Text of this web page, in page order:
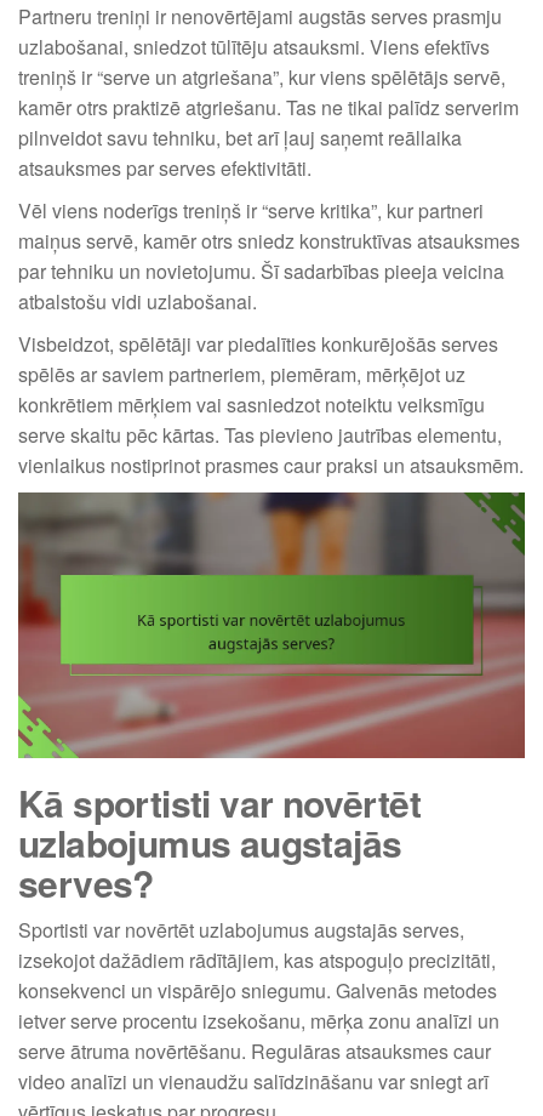
Partneru treniņi ir nenovērtējami augstās serves prasmju
uzlabošanai, sniedzot tūlītēju atsauksmi. Viens efektīvs
treniņš ir “serve un atgriešana”, kur viens spēlētājs servē,
kamēr otrs praktizē atgriešanu. Tas ne tikai palīdz serverim
pilnveidot savu tehniku, bet arī ļauj saņemt reāllaika
atsauksmes par serves efektivitāti.
Vēl viens noderīgs treniņš ir “serve kritika”, kur partneri
maiņus servē, kamēr otrs sniedz konstruktīvas atsauksmes
par tehniku un novietojumu. Šī sadarbības pieeja veicina
atbalstošu vidi uzlabošanai.
Visbeidzot, spēlētāji var piedalīties konkurējošās serves
spēlēs ar saviem partneriem, piemēram, mērķējot uz
konkrētiem mērķiem vai sasniedzot noteiktu veiksmīgu
serve skaitu pēc kārtas. Tas pievieno jautrības elementu,
vienlaikus nostiprinot prasmes caur praksi un atsauksmēm.
Kā sportisti var novērtēt
uzlabojumus augstajās
serves?
Sportisti var novērtēt uzlabojumus augstajās serves,
izsekojot dažādiem rādītājiem, kas atspoguļo precizitāti,
konsekvenci un vispārējo sniegumu. Galvenās metodes
ietver serve procentu izsekošanu, mērķa zonu analīzi un
serve ātruma novērtēšanu. Regulāras atsauksmes caur
video analīzi un vienaudžu salīdzināšanu var sniegt arī